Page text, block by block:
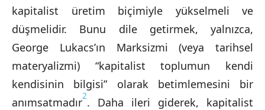
kapitalist üretim biçimiyle yükselmeli ve
düşmelidir. Bunu dile getirmek, yalnızca,
George Lukacs’ın Marksizmi (veya tarihsel
materyalizmi) “kapitalist toplumun kendi
kendisinin bilgisi” olarak betimlemesini bir
anımsatmadır2. Daha ileri giderek, kapitalist